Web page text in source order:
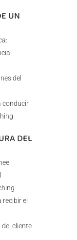
UN
del
conducir
DEL
el
cliente